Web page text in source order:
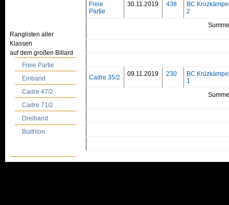
Ranglisten aller
Klassen
auf dem großen Billard
Freie Partie
Einband
Cadre 47/2
Cadre 71/2
Dreiband
Biathlon
Freie
Partie
30.11.2019 438
BC
2
Cadre 35/2 09.11.2019 230
BC
1